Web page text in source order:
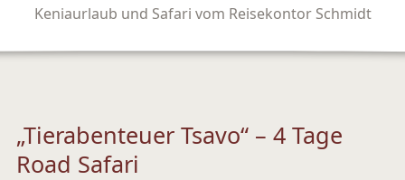
Keniaurlaub und Safari vom Reisekontor Schmidt
„Tierabenteuer Tsavo“ – 4 Tage
Road Safari